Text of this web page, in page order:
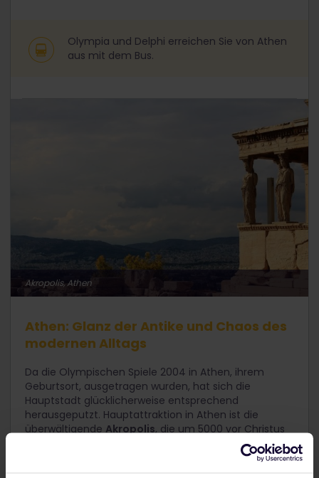
Olympia und Delphi erreichen Sie von Athen
aus mit dem Bus.
Akropolis, Athen
Athen: Glanz der Antike und Chaos des
modernen Alltags
Da die Olympischen Spiele 2004 in Athen, ihrem
Geburtsort, ausgetragen wurden, hat sich die
Hauptstadt glücklicherweise entsprechend
herausgeputzt. Hauptattraktion in Athen ist die
überwältigendeAkropolis, die um 5000 vor Christus
eine jungsteinzeitliche Siedlung beherbergte und
seitdem vielen Kriegen und der natürlichen Erosion